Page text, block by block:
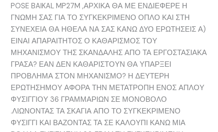
POSE BAIKAL MP27M ,ΑΡΧΙΚΑ ΘΑ ΜΕ ΕΝΔΙΕΦΕΡΕ Η
ΓΝΩΜΗ ΣΑΣ ΓΙΑ ΤΟ ΣΥΓΚΕΚΡΙΜΕΝΟ ΟΠΛΟ ΚΑΙ ΣΤΗ
ΣΥΝΕΧΕΙΑ ΘΑ ΗΘΕΛΑ ΝΑ ΣΑΣ ΚΑΝΩ ΔΥΟ ΕΡΩΤΗΣΕΙΣ Α)
ΕΙΝΑΙ ΑΠΑΡΑΙΤΗΤΟΣ Ο ΚΑΘΑΡΙΣΜΟΣ ΤΟΥ
ΜΗΧΑΝΙΣΜΟΥ ΤΗΣ ΣΚΑΝΔΑΛΗΣ ΑΠΟ ΤΑ ΕΡΓΟΣΤΑΣΙΑΚΑ
ΓΡΑΣΑ? ΕΑΝ ΔΕΝ ΚΑΘΑΡΙΣΤΟΥΝ ΘΑ ΥΠΑΡΞΕΙ
ΠΡΟΒΛΗΜΑ ΣΤΟΝ ΜΗΧΑΝΙΣΜΟ? Η ΔΕΥΤΕΡΗ
ΕΡΩΤΗΣΗΜΟΥ ΑΦΟΡΑ ΤΗΝ ΜΕΤΑΤΡΟΠΗ ΕΝΟΣ ΑΠΛΟΥ
ΦΥΣΙΓΓΙΟΥ 36 ΓΡΑΜΜΑΡΙΩΝ ΣΕ ΜΟΝΟΒΟΛΟ
.ΛΙΩΝΟΝΤΑΣ ΤΑ ΣΚΑΓΙΑ ΑΠΟ ΤΟ ΣΥΓΚΕΚΡΙΜΕΝΟ
ΦΥΣΙΓΓΙ ΚΑΙ ΒΑΖΟΝΤΑΣ ΤΑ ΣΕ ΚΑΛΟΥΠΙ ΚΑΝΩ ΜΙΑ